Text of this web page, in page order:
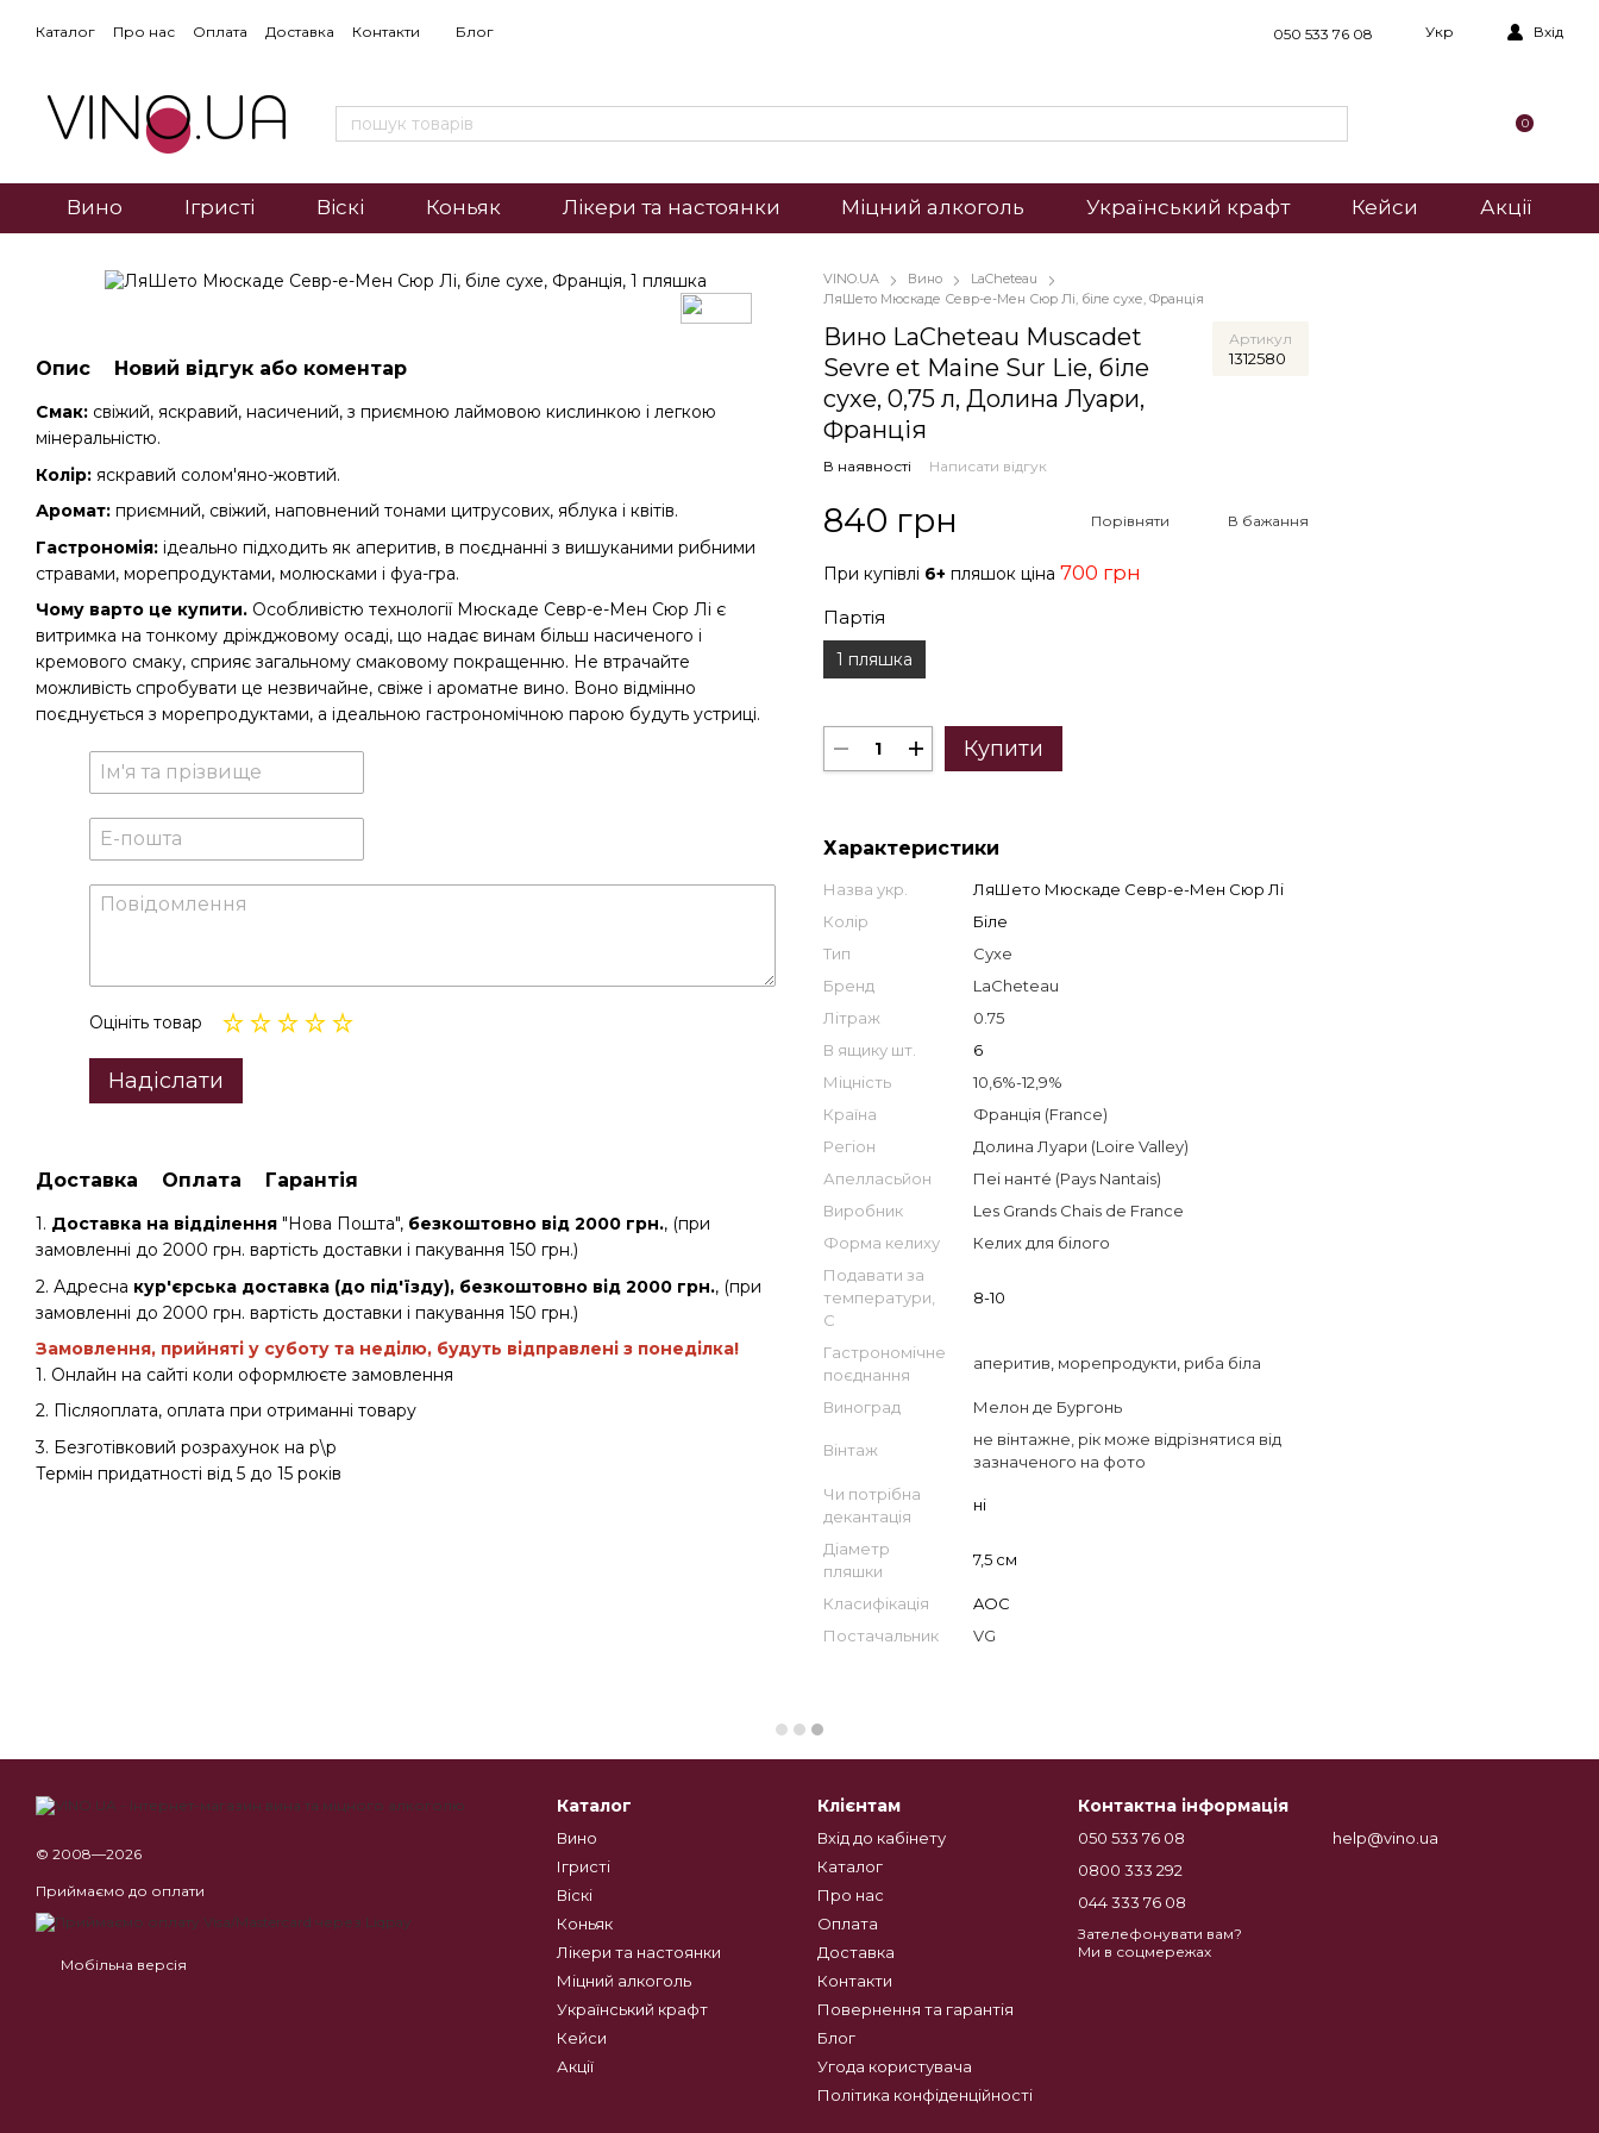
Каталог Про нас Оплата Доставка Контакти Блог 050 533 76 08 Укр Вхід
0
Вино Ігристі Віскі Коньяк Лікери та настоянки Міцний алкоголь Український крафт Кейси Акції
Опис Новий відгук або коментар
Смак: свіжий, яскравий, насичений, з приємною лаймовою кислинкою і легкою
мінеральністю.
Колір: яскравий солом'яно-жовтий.
Аромат: приємний, свіжий, наповнений тонами цитрусових, яблука і квітів.
Гастрономія: ідеально підходить як аперитив, в поєднанні з вишуканими рибними
стравами, морепродуктами, молюсками і фуа-гра.
Чому варто це купити. Особливістю технології Мюскаде Севр-е-Мен Сюр Лі є
витримка на тонкому дріжджовому осаді, що надає винам більш насиченого і
кремового смаку, сприяє загальному смаковому покращенню. Не втрачайте
можливість спробувати це незвичайне, свіже і ароматне вино. Воно відмінно
поєднується з морепродуктами, а ідеальною гастрономічною парою будуть устриці.
Оцініть товар
Надіслати
Доставка Оплата Гарантія
1. Доставка на відділення "Нова Пошта", безкоштовно від 2000 грн., (при
замовленні до 2000 грн. вартість доставки і пакування 150 грн.)
2. Адресна кур'єрська доставка (до під'їзду), безкоштовно від 2000 грн., (при
замовленні до 2000 грн. вартість доставки і пакування 150 грн.)
Замовлення, прийняті у суботу та неділю, будуть відправлені з понеділка!
1. Онлайн на сайті коли оформлюєте замовлення
2. Післяоплата, оплата при отриманні товару
3. Безготівковий розрахунок на р\р
Термін придатності від 5 до 15 років
VINO.UA Вино
LaCheteau
ЛяШето Мюскаде Севр-е-Мен Сюр Лі, біле сухе, Франція
Вино LaCheteau Muscadet
Sevre et Maine Sur Lie, біле
сухе, 0,75 л, Долина Луари,
Франція
Артикул
1312580
В наявності Написати відгук
840 грн Порівняти В бажання
При купівлі 6+ пляшок ціна 700 грн
Партія
1 пляшка
Купити
Характеристики
Назва укр.
ЛяШето Мюскаде Севр-е-Мен Сюр Лі
Колір
Біле
Тип
Сухе
Бренд
LaCheteau
Літраж
0.75
В ящику шт.
6
Міцність
10,6%-12,9%
Країна
Франція (France)
Регіон
Долина Луари (Loire Valley)
Апелласьйон
Пеі нанте́ (Pays Nantais)
Виробник
Les Grands Chais de France
Форма келиху
Келих для білого
Подавати за
температури,
С
8-10
Гастрономічне
поєднання
аперитив морепродукти риба біла
Виноград Мелон де Бургонь
Вінтаж
не вінтажне, рік може відрізнятися від
зазначеного на фото
Чи потрібна
декантація
ні
Діаметр
пляшки
7,5 см
Класифікація
AOC
Постачальник
VG
© 2008—2026
Приймаємо до оплати
Мобільна версія
Каталог
Вино
Ігристі
Віскі
Коньяк
Лікери та настоянки
Міцний алкоголь
Український крафт
Кейси
Акції
Клієнтам
Вхід до кабінету
Каталог
Про нас
Оплата
Доставка
Контакти
Повернення та гарантія
Блог
Угода користувача
Політика конфіденційності
Контактна інформація
050 533 76 08
0800 333 292
044 333 76 08
Зателефонувати вам?
help@vino.ua
Ми в соцмережах